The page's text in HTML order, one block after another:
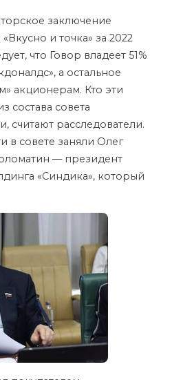
заключение
и точка» за 2022
что Говор владеет 51%
а остальное
акционерам. Кто эти
состава совета
считают расследователи.
в совете заняли Олег
— президент
«Синдика», который